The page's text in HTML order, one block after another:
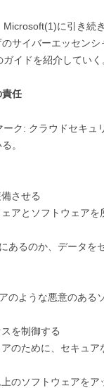
に引き続
サイバーエッセン
イドを紹介していく
責任
ク: クラウドセキュ
。
させる
アとソフトウェアを
あるのか、データを
のような悪意のある
を制御する
のために、セキュア
のソフトウェアをア